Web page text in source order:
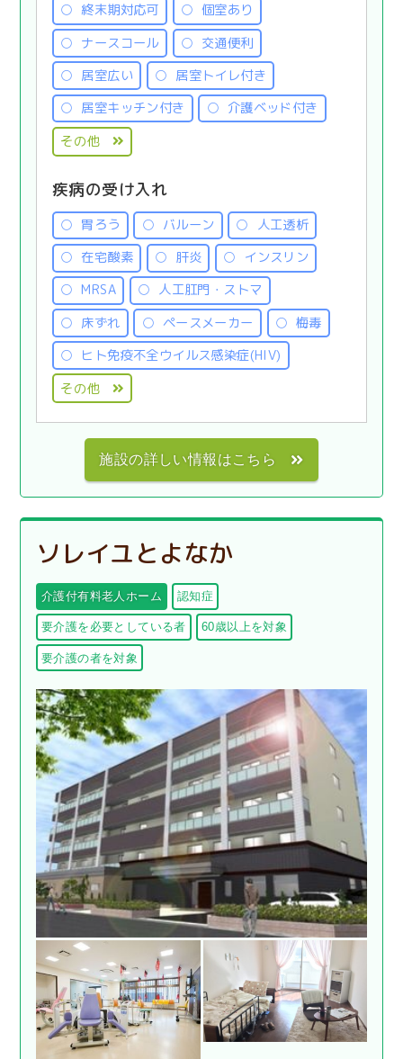
終末期対応可
個室あり
ナースコール
交通便利
居室広い
居室トイレ付き
居室キッチン付き
介護ベッド付き
その他
疾病の受け入れ
胃ろう バルーン
人工透析
在宅酸素
肝炎
インスリン
MRSA
人工肛門・ストマ
床ずれ
ペースメーカー
梅毒
ヒト免疫不全ウイルス感染症(HIV)
その他
施設の詳しい情報はこちら
ソレイユとよなか
介護付有料老人ホーム 認知症
要介護を必要としている者 60歳以上を対象
要介護の者を対象